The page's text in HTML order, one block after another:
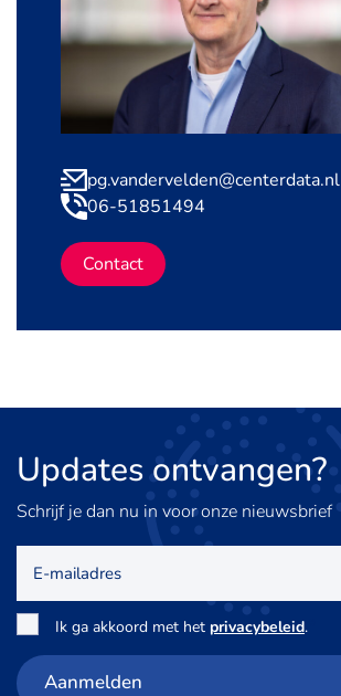
pg.vandervelden@centerdata.nl
06-51851494
Contact
Updates ontvangen?
Schrijf je dan nu in voor onze nieuwsbrief
mailadres
Toestemming
Ik ga akkoord met het privacybeleid.
Aanmelden